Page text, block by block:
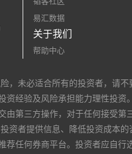
易汇数据
关于我们
帮助中心
，未必适合所有的投资者，请
资经验及风险承担能力理性投
由第三方操作，对于任何接受
资者提供信息、降低投资成本
荐任何券商平台。投资者应自行